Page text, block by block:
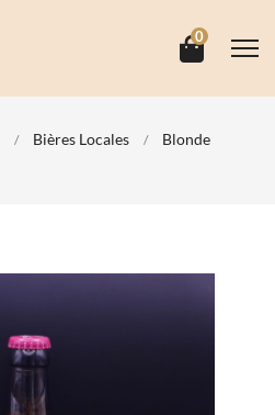
0
Bières Locales
Blonde